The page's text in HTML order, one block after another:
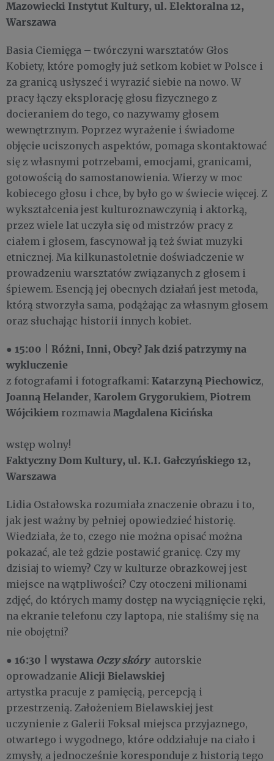
Mazowiecki Instytut Kultury, ul. Elektoralna 12,
Warszawa
Basia Ciemięga – twórczyni warsztatów Głos
Kobiety, które pomogły już setkom kobiet w Polsce i
za granicą usłyszeć i wyrazić siebie na nowo. W
pracy łączy eksplorację głosu fizycznego z
docieraniem do tego, co nazywamy głosem
wewnętrznym. Poprzez wyrażenie i świadome
objęcie uciszonych aspektów, pomaga skontaktować
się z własnymi potrzebami, emocjami, granicami,
gotowością do samostanowienia. Wierzy w moc
kobiecego głosu i chce, by było go w świecie więcej. Z
wykształcenia jest kulturoznawczynią i aktorką,
przez wiele lat uczyła się od mistrzów pracy z
ciałem i głosem, fascynował ją też świat muzyki
etnicznej. Ma kilkunastoletnie doświadczenie w
prowadzeniu warsztatów związanych z głosem i
śpiewem. Esencją jej obecnych działań jest metoda,
którą stworzyła sama, podążając za własnym głosem
oraz słuchając historii innych kobiet.
● 15:00
Różni, Inni, Obcy? Jak dziś patrzymy na
wykluczenie
z fotografami i fotografkami: Katarzyną Piechowicz,
Joanną Helander, Karolem Grygorukiem, Piotrem
Wójcikiem rozmawia Magdalena Kicińska
wstęp wolny!
Faktyczny Dom Kultury, ul. K.I. Gałczyńskiego 12,
Warszawa
Lidia Ostałowska rozumiała znaczenie obrazu i to,
jak jest ważny by pełniej opowiedzieć historię.
Wiedziała, że to, czego nie można opisać można
pokazać, ale też gdzie postawić granicę. Czy my
dzisiaj to wiemy? Czy w kulturze obrazkowej jest
miejsce na wątpliwości? Czy otoczeni milionami
zdjęć, do których mamy dostęp na wyciągnięcie ręki,
na ekranie telefonu czy laptopa, nie staliśmy się na
nie obojętni?
● 16:30 wystawa Oczy skóryautorskie
oprowadzanieAlicji Bielawskiej
artystka pracuje z pamięcią, percepcją i
przestrzenią. Założeniem Bielawskiej jest
uczynienie z Galerii Foksal miejsca przyjaznego,
otwartego i wygodnego, które oddziałuje na ciało i
zmysły, a jednocześnie koresponduje z historią tego